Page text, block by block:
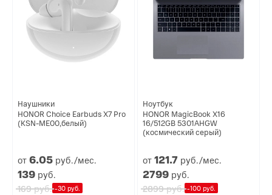
Наушники
HONOR Choice Earbuds X7 Pro
(KSN-ME00,белый)
от6.05 руб./мес.
139 руб.
169руб. -30 руб.
Ноутбук
HONOR MagicBook X16
16/512GB 5301AHGW
(космический серый)
от121.7 руб./мес.
2799 руб.
2899руб. -100 руб.